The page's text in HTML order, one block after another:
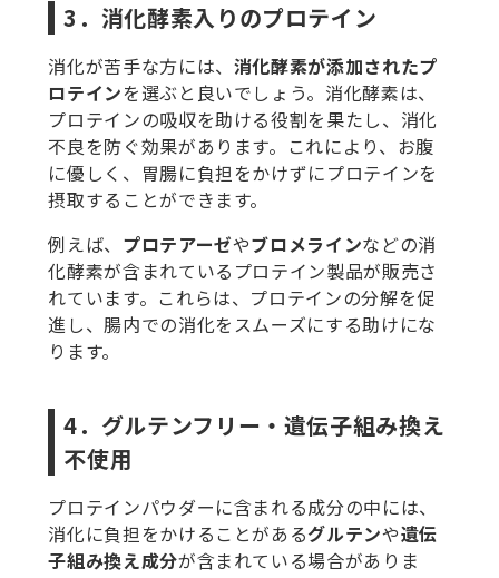
3．消化酵素入りのプロテイン
消化が苦手な方には、 消化酵素が添加されたプ
ロテインを選ぶと良いでしょう。消化酵素は、
プロテインの吸収を助ける役割を果たし、消化
不良を防ぐ効果があります。これにより、お腹
に優しく、胃腸に負担をかけずにプロテインを
摂取することができます。
例えば、 プロテアーゼやブロメラインなどの消
化酵素が含まれているプロテイン製品が販売さ
れています。これらは、プロテインの分解を促
進し、腸内での消化をスムーズにする助けにな
ります。
4．グルテンフリー・遺伝子組み換え
不使用
プロテインパウダーに含まれる成分の中には、
消化に負担をかけることがあるグルテンや遺伝
子組み換え成分が含まれている場合がありま